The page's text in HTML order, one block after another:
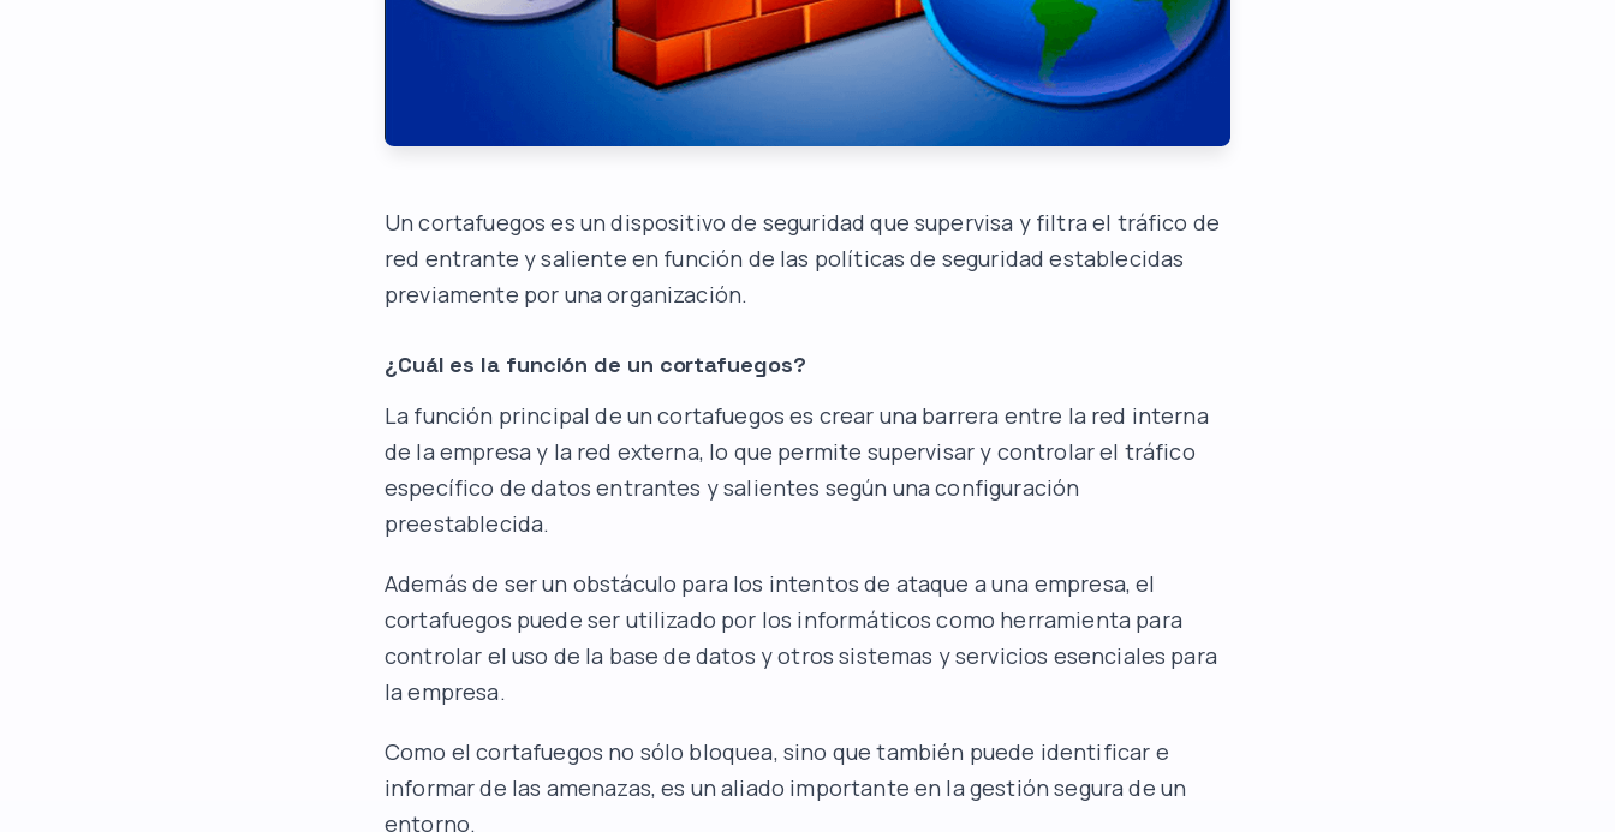
Un cortafuegos es un dispositivo de seguridad que supervisa y filtra el tráfico de
red entrante y saliente en función de las políticas de seguridad establecidas
previamente por una organización.
¿Cuál es la función de un cortafuegos?
La función principal de un cortafuegos es crear una barrera entre la red interna
de la empresa y la red externa, lo que permite supervisar y controlar el tráfico
específico de datos entrantes y salientes según una configuración
preestablecida.
Además de ser un obstáculo para los intentos de ataque a una empresa, el
cortafuegos puede ser utilizado por los informáticos como herramienta para
controlar el uso de la base de datos y otros sistemas y servicios esenciales para
la empresa.
Como el cortafuegos no sólo bloquea, sino que también puede identificar e
informar de las amenazas, es un aliado importante en la gestión segura de un
entorno.